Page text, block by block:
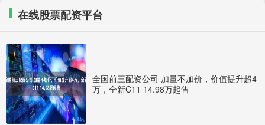
超2.72%公司股份
炒股配资网 ： 2026-06-12
药石科技(300725.SZ)公告称，公司员工持股平台南京诺维
科思创业投资合伙企业(有限合伙)计划在公告披露之日起十
五个
炒股配资首选 中共一大最特殊的代表：包惠僧人生大起大落，
晚年终于回家
在线股票配资平台
全国前三配资公司 加量不加价，价值提升超4
万，全新C11 14.98万起售